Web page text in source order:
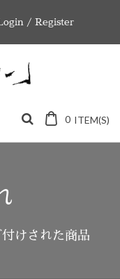
/ Register
0 ITEM(S)
けされた商品